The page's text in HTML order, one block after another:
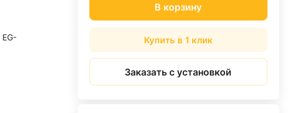
В корзину
Купить в 1 клик
Заказать с установкой